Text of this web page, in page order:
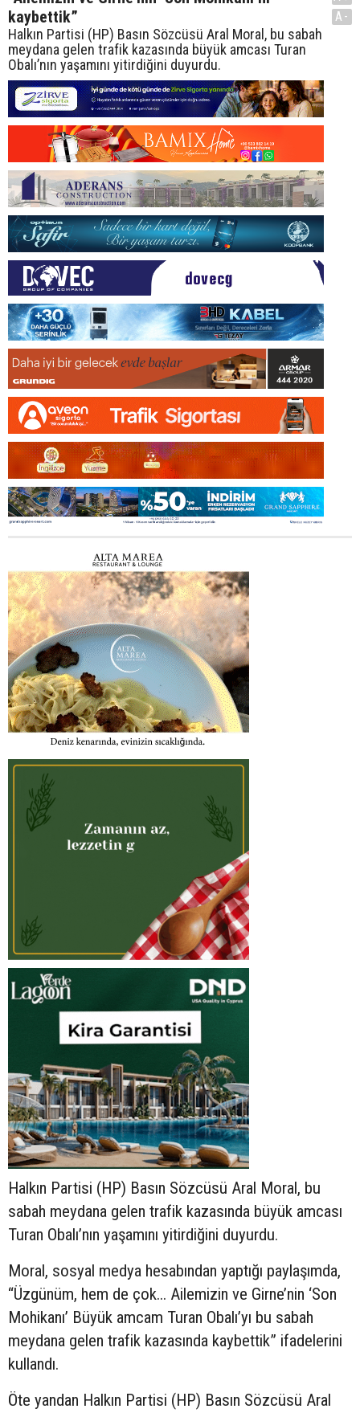
kaybettik”
Halkın Partisi (HP) Basın Sözcüsü Aral Moral, bu sabah
meydana gelen trafik kazasında büyük amcası Turan
Obalı’nın yaşamını yitirdiğini duyurdu.
A-
Halkın Partisi (HP) Basın Sözcüsü Aral Moral, bu
sabah meydana gelen trafik kazasında büyük amcası
Turan Obalı’nın yaşamını yitirdiğini duyurdu.
Moral, sosyal medya hesabından yaptığı paylaşımda,
“Üzgünüm, hem de çok... Ailemizin ve Girne’nin ‘Son
Mohikanı’ Büyük amcam Turan Obalı’yı bu sabah
meydana gelen trafik kazasında kaybettik” ifadelerini
kullandı.
Öte yandan Halkın Partisi (HP) Basın Sözcüsü Aral